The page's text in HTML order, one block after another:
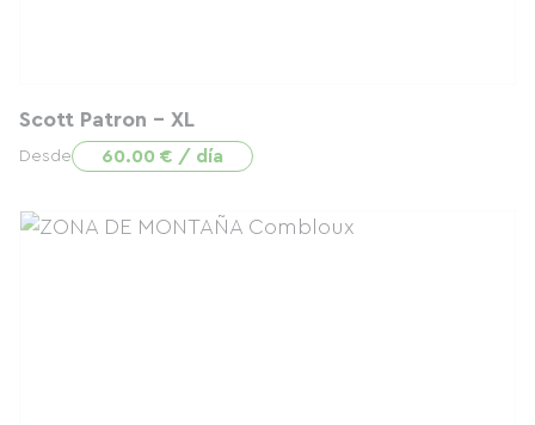
Scott Patron - XL
Desde 60.00 € / día